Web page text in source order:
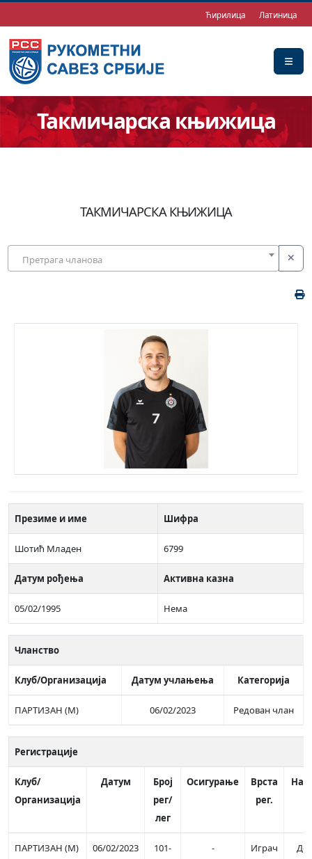
Ћирилица Латиница
Такмичарска књижица
ТАКМИЧАРСКА КЊИЖИЦА
Претрага чланова
Презиме и име Шифра
Шотић Младен 6799
Датум рођења Активна казна
05/02/1995 Нема
Чланство
Клуб/Организација Датум учлањења Категорија
ПАРТИЗАН (М) 06/02/2023 Редован члан
Регистрације
Клуб/
Организација
Датум
Број
рег/
лег
Осигурање
Врста
рег.
ПАРТИЗАН (М) 06/02/2023
101-
- Играч